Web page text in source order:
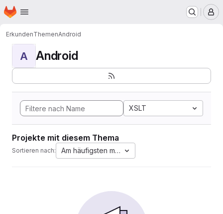
Zum Hauptinhalt springen
Startseite
ErkundenThemenAndroid
A Android
XSLT
Projekte mit diesem Thema
Sortieren nach: Am häufigsten markiert